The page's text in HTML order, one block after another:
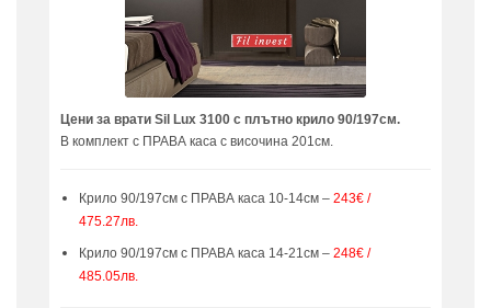
Цени за врати Sil Lux 3100 с плътно крило 90/197см.
В комплект с ПРАВА каса с височина 201см.
Крило 90/197см с ПРАВА каса 10-14см –243€ /
475.27лв.
Крило 90/197см с ПРАВА каса 14-21см –248€ /
485.05лв.